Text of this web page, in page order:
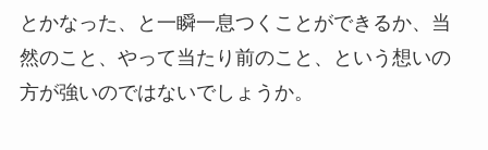
とかなった、と一瞬一息つくことができるか、当
然のこと、やって当たり前のこと、という想いの
方が強いのではないでしょうか。